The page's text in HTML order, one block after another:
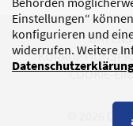
Einstellungen“
konfigurieren und
widerrufen. Weitere
COOKIE-
© 2026